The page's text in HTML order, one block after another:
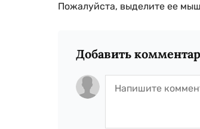
Пожалуйста, выделите ее
Добавить